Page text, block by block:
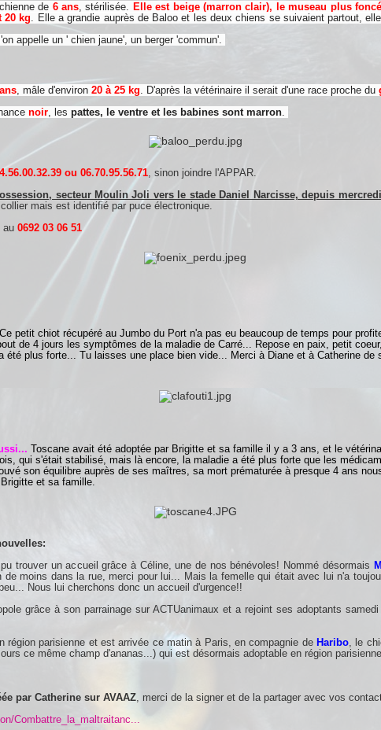
de 6 ans, stérilisée. Elle est beige (marron clair), le museau plus
20 kg. Elle a grandie auprès de Baloo et les deux chiens se suivaient partout,
appelle un ' chien jaune', un berger 'commun'.
, mâle d'environ 20 à 25 kg . D'après la vétérinaire il serait d'une race proche du
noir, les pattes, le ventre et les babines sont marron.
ou 06.70.95.56.71, sinon joindre l'APPAR.
secteur Moulin Joli vers le stade Daniel Narcisse, depuis
mais est identifié par puce électronique.
au 0692 03 06 51
Ce petit chiot récupéré au Jumbo du Port n'a pas eu beaucoup de temps pour
de 4 jours les symptômes de la maladie de Carré... Repose en paix, petit
été plus forte... Tu laisses une place bien vide... Merci à Diane et à Catherine de
Toscane avait été adoptée par Brigitte et sa famille il y a 3 ans, et le
qui s'était stabilisé, mais là encore, la maladie a été plus forte que les
son équilibre auprès de ses maîtres, sa mort prématurée à presque 4 ans
et sa famille.
trouver un accueil grâce à Céline, une de nos bénévoles! Nommé désormais
de moins dans la rue, merci pour lui... Mais la femelle qui était avec lui n'a
Nous lui cherchons donc un accueil d'urgence!!
grâce à son parrainage sur ACTUanimaux et a rejoint ses adoptants
région parisienne et est arrivée ce matin à Paris, en compagnie de Haribo, le
ce même champ d'ananas...) qui est désormais adoptable en région parisienne.
par Catherine sur AVAAZ, merci de la signer et de la partager avec vos
Combattre_la_maltraitanc...